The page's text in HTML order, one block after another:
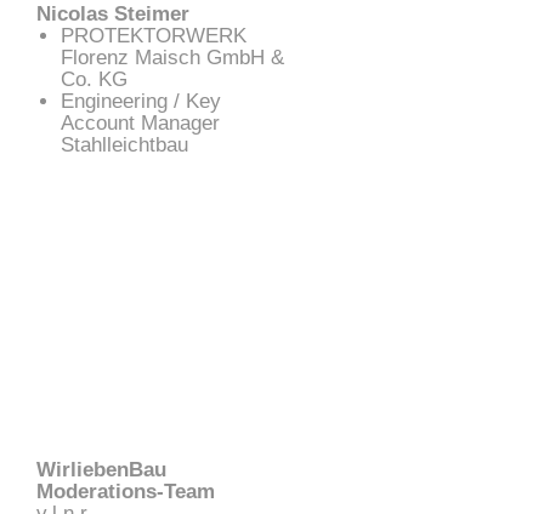
Nicolas Steimer
PROTEKTORWERK
Florenz Maisch GmbH &
Co. KG
Engineering / Key
Account Manager
Stahlleichtbau
WirliebenBau
Moderations-Team